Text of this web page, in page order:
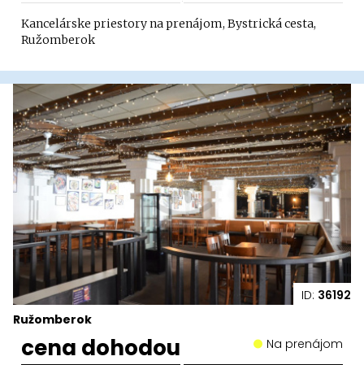
Kancelárske priestory na prenájom, Bystrická cesta,
Ružomberok
ID: 36192
Ružomberok
cena dohodou Na prenájom